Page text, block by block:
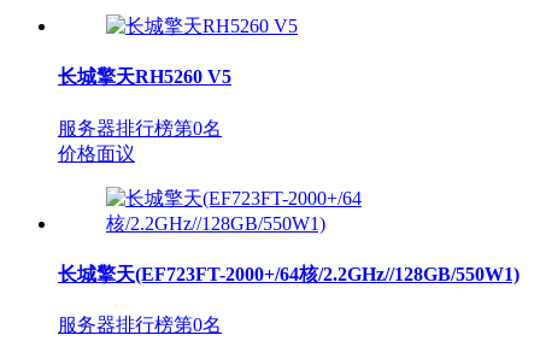
长城擎天RH5260 V5
服务器排行榜第0名
价格面议
长城擎天(EF723FT-2000+/64核/2.2GHz//128GB/550W1)
服务器排行榜第0名